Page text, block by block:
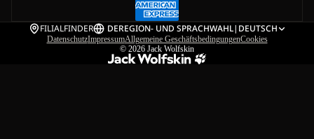
FILIALFINDER DEREGION- UND SPRACHWAHL| DEUTSCH
DatenschutzImpressumAllgemeine GeschäftsbedingungenCookies
© 2026 Jack Wolfskin